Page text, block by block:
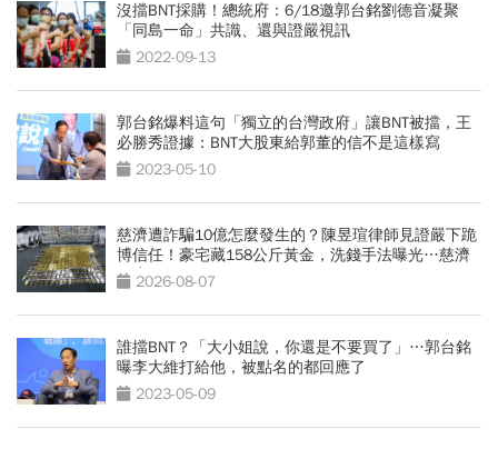
沒擋BNT採購！總統府：6/18邀郭台銘劉德音凝聚
「同島一命」共識、還與證嚴視訊
2022-09-13
郭台銘爆料這句「獨立的台灣政府」讓BNT被擋，王
必勝秀證據：BNT大股東給郭董的信不是這樣寫
2023-05-10
慈濟遭詐騙10億怎麼發生的？陳昱瑄律師見證嚴下跪
博信任！豪宅藏158公斤黃金，洗錢手法曝光…慈濟
回應了
2026-08-07
誰擋BNT？「大小姐說，你還是不要買了」…郭台銘
曝李大維打給他，被點名的都回應了
2023-05-09